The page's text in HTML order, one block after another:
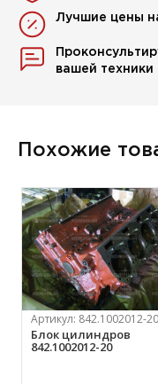
Лучшие цены
вашей техники
Похожие
Артикул: 842.1002012-20
Блок цилиндров
842.1002012-20